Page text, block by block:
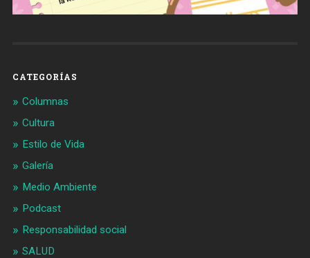
CATEGORÍAS
Columnas
Cultura
Estilo de Vida
Galería
Medio Ambiente
Podcast
Responsabilidad social
SALUD